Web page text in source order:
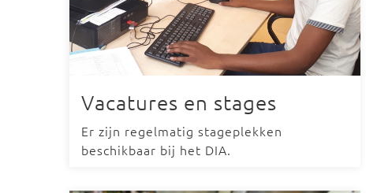
Vacatures en stages
Er zijn regelmatig stageplekken
beschikbaar bij het DIA.